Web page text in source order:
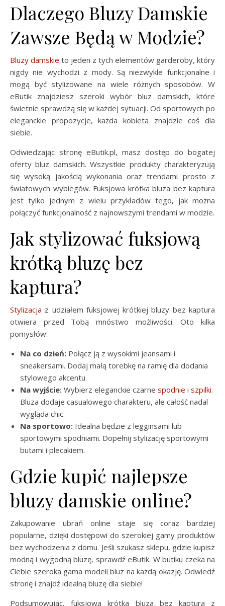
Dlaczego Bluzy Damskie
Zawsze Będą w Modzie?
Bluzy damskie to jeden z tych elementów garderoby, który
nigdy nie wychodzi z mody. Są niezwykle funkcjonalne i
mogą być stylizowane na wiele różnych sposobów. W
eButik znajdziesz szeroki wybór bluz damskich, które
świetnie sprawdzą się w każdej sytuacji. Od sportowych po
eleganckie propozycje, każda kobieta znajdzie coś dla
siebie.
Odwiedzając stronę eButik.pl, masz dostęp do bogatej
oferty bluz damskich. Wszystkie produkty charakteryzują
się wysoką jakością wykonania oraz trendami prosto z
światowych wybiegów. Fuksjowa krótka bluza bez kaptura
jest tylko jednym z wielu przykładów tego, jak można
połączyć funkcjonalność z najnowszymi trendami w modzie.
Jak stylizować fuksjową
krótką bluzę bez
kaptura?
Stylizacja z udziałem fuksjowej krótkiej bluzy bez kaptura
otwiera przed Tobą mnóstwo możliwości. Oto kilka
pomysłów:
Na co dzień: Połącz ją z wysokimi jeansami i
sneakersami. Dodaj małą torebkę na ramię dla dodania
stylowego akcentu.
Na wyjście: Wybierz eleganckie czarne spodnie i szpilki.
Bluza dodaje casualowego charakteru, ale całość nadal
wygląda chic.
Na sportowo: Idealna będzie z legginsami lub
sportowymi spodniami. Dopełnij stylizację sportowymi
butami i plecakiem.
Gdzie kupić najlepsze
bluzy damskie online?
Zakupowanie ubrań online staje się coraz bardziej
popularne, dzięki dostępowi do szerokiej gamy produktów
bez wychodzenia z domu. Jeśli szukasz sklepu, gdzie kupisz
modną i wygodną bluzę, sprawdź eButik. W butiku czeka na
Ciebie szeroka gama modeli bluz na każdą okazję. Odwiedź
stronę i znajdź idealną bluzę dla siebie!
Podsumowując, fuksjowa krótka bluza bez kaptura z